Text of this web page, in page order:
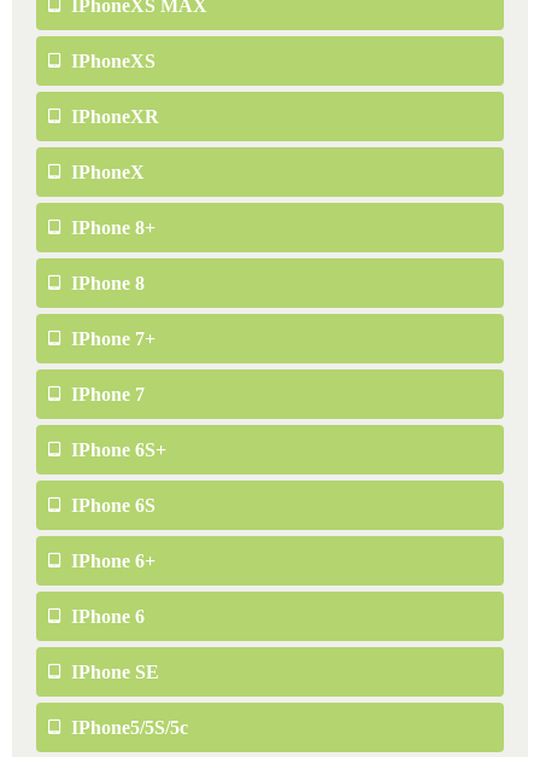
IPhoneXS MAX
IPhoneXS
IPhoneXR
IPhoneX
IPhone 8+
IPhone 8
IPhone 7+
IPhone 7
IPhone 6S+
IPhone 6S
IPhone 6+
IPhone 6
IPhone SE
IPhone5/5S/5c